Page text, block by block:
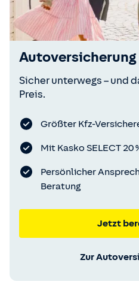
Autoversicherung
Sicher unterwegs – und
Preis.
Größter Kfz-
Mit Kasko SELECT 20
Persönlicher
Beratung
Jetzt
Zur